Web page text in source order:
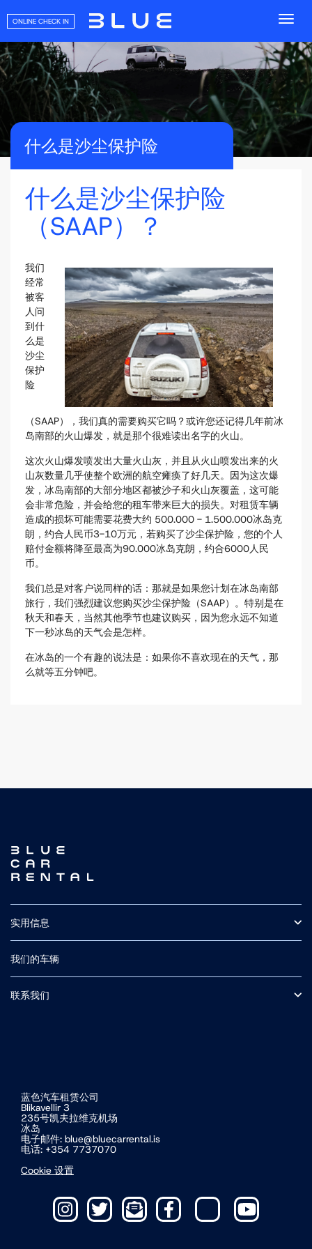
ONLINE CHECK IN
什么是沙尘保护险
什么是沙尘保护险
（SAAP）？
我们
经常
被客
人问
到什
么是
沙尘
保护
险
（SAAP），我们真的需要购买它吗？或许您还记得几年前冰
岛南部的火山爆发，就是那个很难读出名字的火山。
这次火山爆发喷发出大量火山灰，并且从火山喷发出来的火
山灰数量几乎使整个欧洲的航空瘫痪了好几天。因为这次爆
发，冰岛南部的大部分地区都被沙子和火山灰覆盖，这可能
会非常危险，并会给您的租车带来巨大的损失。对租赁车辆
造成的损坏可能需要花费大约 500.000 - 1.500.000冰岛克
朗，约合人民币3-10万元，若购买了沙尘保护险，您的个人
赔付金额将降至最高为90.000冰岛克朗，约合6000人民
币。
我们总是对客户说同样的话：那就是如果您计划在冰岛南部
旅行，我们强烈建议您购买沙尘保护险（SAAP）。特别是在
秋天和春天，当然其他季节也建议购买，因为您永远不知道
下一秒冰岛的天气会是怎样。
在冰岛的一个有趣的说法是：如果你不喜欢现在的天气，那
么就等五分钟吧。
实用信息
保险
F路段（中央高地山路）
冰岛自驾
附加可选服务
接送
我们的车辆
中型 SUV
联系我们
蓝色汽车租赁公司
Blikavellir 3
235号凯夫拉维克机场
冰岛
电子邮件: blue@bluecarrental.is
电话: +354 7737070
Cookie 设置